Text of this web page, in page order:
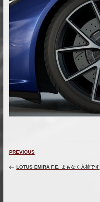
稿
ナ
Previous
Post
PREVIOUS
LOTUS EMIRA F.E. まもなく入荷です